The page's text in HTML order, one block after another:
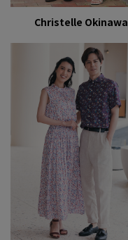
Christelle Okinawa